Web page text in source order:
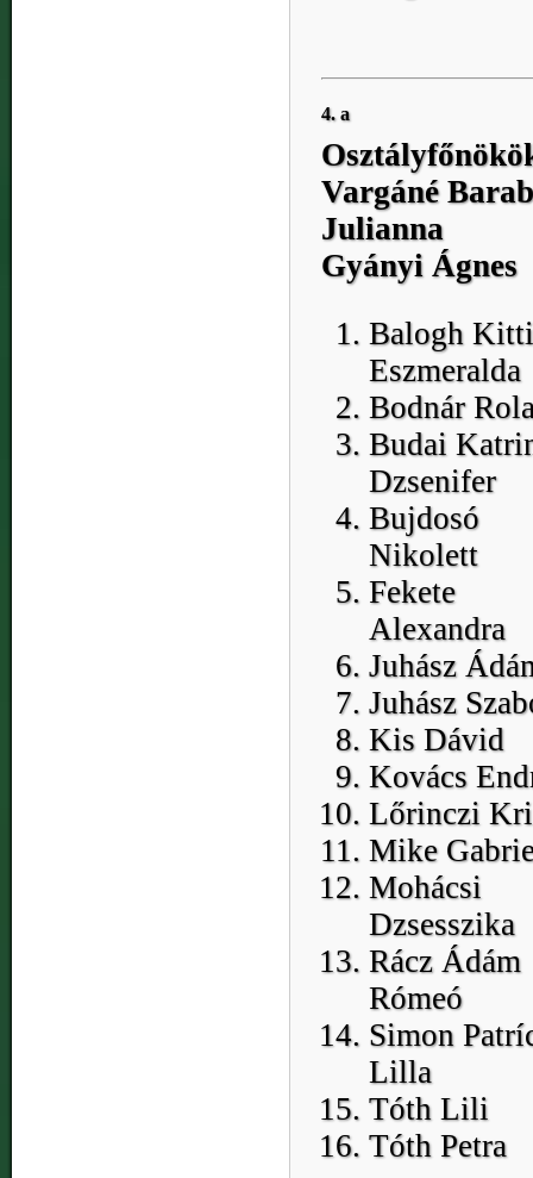
4. a
Vargáné
Julianna
Gyányi Ágnes
Balogh Kitti
Eszmeralda
Bodnár
Budai
Dzsenifer
Bujdosó
Nikolett
Fekete
Alexandra
Juhász
Juhász
Kis Dávid
Kovács
Lőrinczi
Mike
Mohácsi
Dzsesszika
Rácz Ádám
Rómeó
Simon
Lilla
Tóth Lili
Tóth Petra